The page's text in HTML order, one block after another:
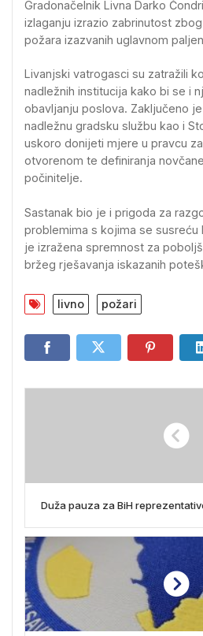
Gradonačelnik Livna Darko
izlaganju izrazio zabrinutost
požara izazvanih uglavnom
Livanjski vatrogasci su zatražili
nadležnih institucija kako bi se i
obavljanju poslova. Zaključeno
nadležnu gradsku službu kao i
uskoro donijeti mjere u pravcu
otvorenom te definiranja
počinitelje.
Sastanak bio je i prigoda za
problemima s kojima se susreću
je izražena spremnost za
bržeg rješavanja iskazanih
livno požari
Duža pauza za BiH